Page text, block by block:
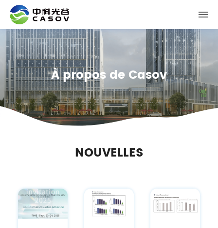
À propos de Casov
NOUVELLES